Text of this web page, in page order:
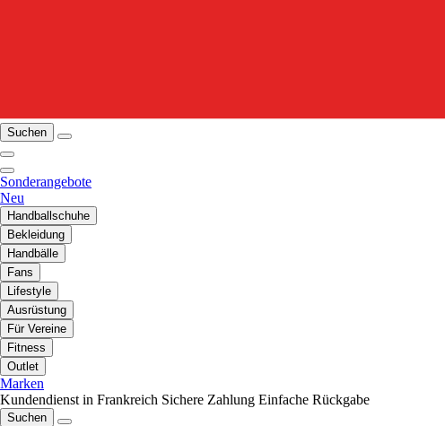
Suchen
Sonderangebote
Neu
Handballschuhe
Bekleidung
Handbälle
Fans
Lifestyle
Ausrüstung
Für Vereine
Fitness
Outlet
Marken
Kundendienst in Frankreich Sichere Zahlung Einfache Rückgabe
Suchen